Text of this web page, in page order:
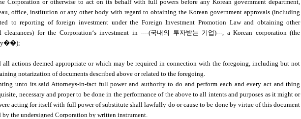
Corporation or otherwise to act on its behalf with full powers before any Korean government department,
office, institution or any other body with regard to obtaining the Korean government approvals (including
to reporting of foreign investment under the Foreign Investment Promotion Law and obtaining other
clearances) for the Corporation‘s investment in ----(국내의 투자받는 기업)---, a Korean corporation (the
all actions deemed appropriate or which may be required in connection with the foregoing, including but not
notarization of documents described above or related to the foregoing.
unto its said Attorneys-in-fact full power and authority to do and perform each and every act and thing
necessary and proper to be done in the performance of the above to all intents and purposes as it might or
acting for itself with full power of substitute shall lawfully do or cause to be done by virtue of this document
by the undersigned Corporation by written instrument.